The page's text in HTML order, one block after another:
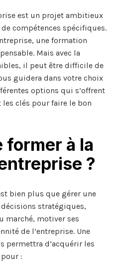
est un projet ambitieux
compétences spécifiques.
une formation
Mais avec la
il peut être difficile de
guidera dans votre choix
options qui s’offrent
les clés pour faire le bon
former à la
?
bien plus que gérer une
décisions stratégiques,
marché, motiver ses
de l’entreprise. Une
permettra d’acquérir les
: